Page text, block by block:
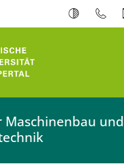
Maschinenbau und